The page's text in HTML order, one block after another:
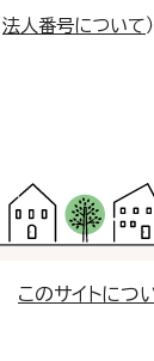
法人番号について ）
このサイトにつ